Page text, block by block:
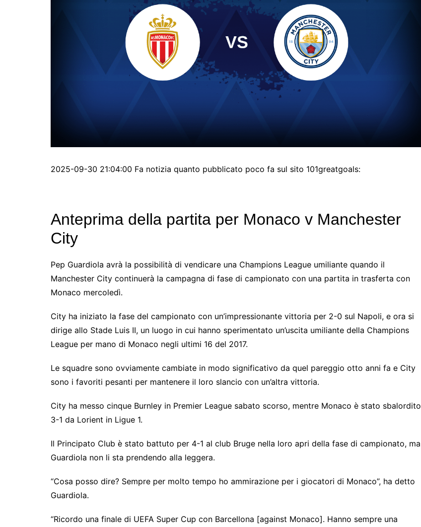
2025-09-30 21:04:00 Fa notizia quanto pubblicato poco fa sul sito 101greatgoals:
Anteprima della partita per Monaco v Manchester
City
Pep Guardiola avrà la possibilità di vendicare una Champions League umiliante quando il
Manchester City continuerà la campagna di fase di campionato con una partita in trasferta con
Monaco mercoledì.
City ha iniziato la fase del campionato con un’impressionante vittoria per 2-0 sul Napoli, e ora si
dirige allo Stade Luis II, un luogo in cui hanno sperimentato un’uscita umiliante della Champions
League per mano di Monaco negli ultimi 16 del 2017.
Le squadre sono ovviamente cambiate in modo significativo da quel pareggio otto anni fa e City
sono i favoriti pesanti per mantenere il loro slancio con un’altra vittoria.
City ha messo cinque Burnley in Premier League sabato scorso, mentre Monaco è stato sbalordito
3-1 da Lorient in Ligue 1.
Il Principato Club è stato battuto per 4-1 al club Bruge nella loro apri della fase di campionato, ma
Guardiola non li sta prendendo alla leggera.
“Cosa posso dire? Sempre per molto tempo ho ammirazione per i giocatori di Monaco”, ha detto
Guardiola.
“Ricordo una finale di UEFA Super Cup con Barcellona [against Monaco]. Hanno sempre una